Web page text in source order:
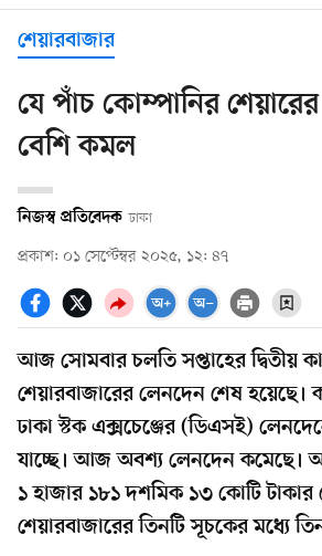
শেয়ারবাজার
যে পাঁচ কোম্পানির
বেশি কমল
নিজস্ব প্রতিবেদক ঢাকা
প্রকাশ: ০১ সেপ্টেম্বর ২০২৫, ১২: ৪৭
আজ সোমবার চলতি সপ্তাহের দ্বিতীয়
শেয়ারবাজারের লেনদেন শেষ হয়েছে।
ঢাকা স্টক এক্সচেঞ্জের (ডিএসই)
যাচ্ছে। আজ অবশ্য লেনদেন কমেছে।
১ হাজার ১৮১ দশমিক ১৩ কোটি
শেয়ারবাজারের তিনটি সূচকের মধ্যে